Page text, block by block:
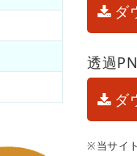
ダ
透過
ダ
※当サイ